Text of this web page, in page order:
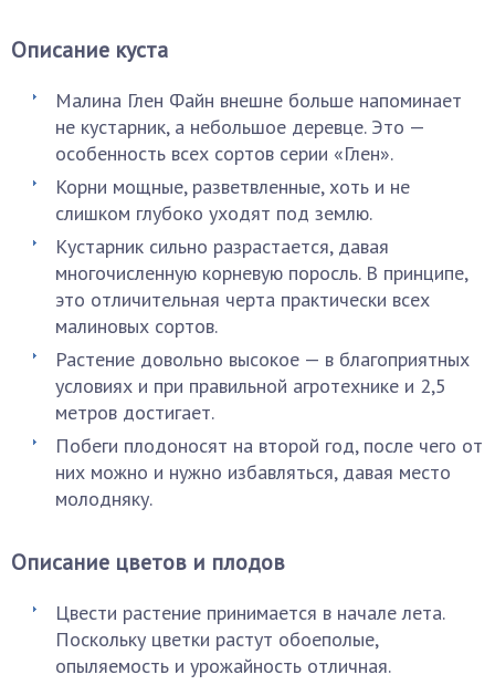
Описание куста
Малина Глен Файн внешне больше напоминает
не кустарник, а небольшое деревце. Это —
особенность всех сортов серии «Глен».
Корни мощные, разветвленные, хоть и не
слишком глубоко уходят под землю.
Кустарник сильно разрастается, давая
многочисленную корневую поросль. В принципе,
это отличительная черта практически всех
малиновых сортов.
Растение довольно высокое — в благоприятных
условиях и при правильной агротехнике и 2,5
метров достигает.
Побеги плодоносят на второй год, после чего от
них можно и нужно избавляться, давая место
молодняку.
Описание цветов и плодов
Цвести растение принимается в начале лета.
Поскольку цветки растут обоеполые,
опыляемость и урожайность отличная.